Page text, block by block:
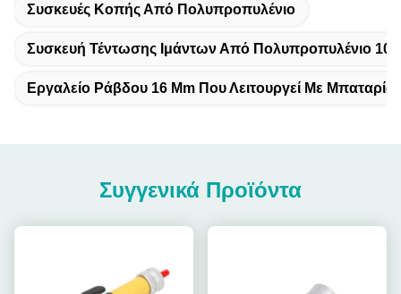
Συσκευές Κοπής Από Πολυπροπυλένιο
Συσκευή Τέντωσης Ιμάντων Από Πολυπροπυλένιο 10
Εργαλείο Ράβδου 16 Mm Που Λειτουργεί Με Μπαταρία
Συγγενικά Προϊόντα